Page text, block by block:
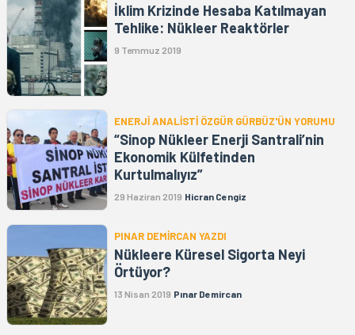
İklim Krizinde Hesaba Katılmayan
Tehlike: Nükleer Reaktörler
9 Temmuz 2019
ENERJİ ANALİSTİ ÖZGÜR GÜRBÜZ'ÜN YORUMU
“Sinop Nükleer Enerji Santrali’nin
Ekonomik Külfetinden
Kurtulmalıyız”
29 Haziran 2019 Hicran Cengiz
PINAR DEMİRCAN YAZDI
Nükleere Küresel Sigorta Neyi
Örtüyor?
13 Nisan 2019 Pınar Demircan